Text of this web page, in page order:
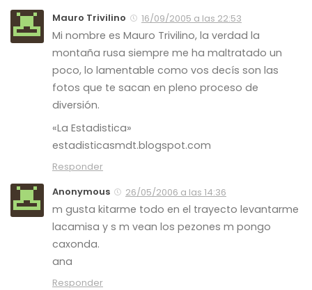
Mauro Trivilino
16/09/2005 a las 22:53
Mi nombre es Mauro Trivilino, la verdad la
montaña rusa siempre me ha maltratado un
poco, lo lamentable como vos decís son las
fotos que te sacan en pleno proceso de
diversión.
«La Estadistica»
estadisticasmdt.blogspot.com
Responder
Anonymous
26/05/2006 a las 14:36
m gusta kitarme todo en el trayecto levantarme
lacamisa y s m vean los pezones m pongo
caxonda.
ana
Responder